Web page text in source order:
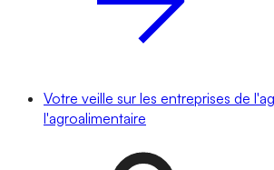
Votre veille sur les entreprises de
l'agroalimentaire